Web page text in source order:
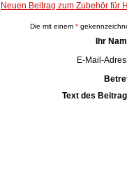
Neuen Beitrag zum Zubehör für
Die mit einem *
Ihr
E-Mail-
Text des